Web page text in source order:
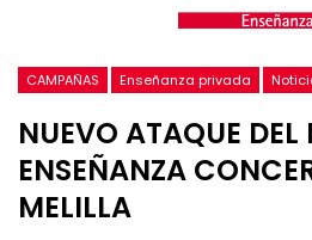
CAMPAÑAS Enseñanza privada
NUEVO ATAQUE DEL
ENSEÑANZA
MELILLA